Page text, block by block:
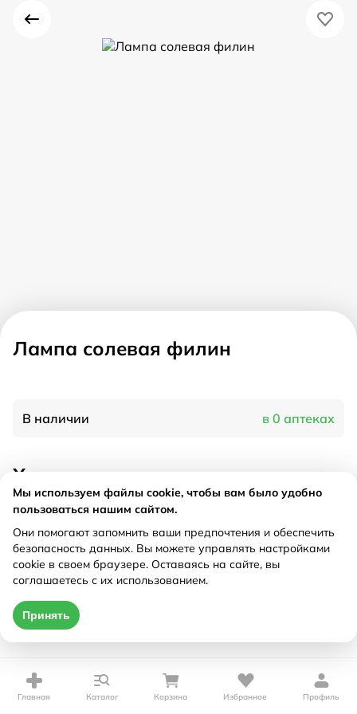
Лампа солевая филин
В наличии в 0 аптеках
Характеристики
Рецепт
Цена действительна только при оформлении онлайн
Нет в наличии
Главная Каталог Корзина Избранное Профиль
Мы используем файлы cookie, чтобы вам было удобно
пользоваться нашим сайтом.
Они помогают запомнить ваши предпочтения и обеспечить
безопасность данных. Вы можете управлять настройками
cookie в своем браузере. Оставаясь на сайте, вы
соглашаетесь с их использованием.
Принять